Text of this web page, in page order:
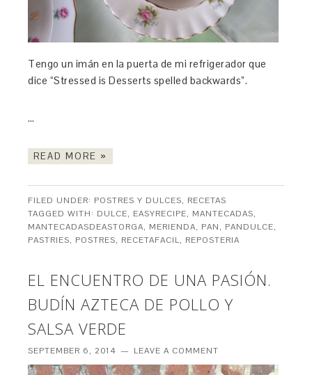
Tengo un imán en la puerta de mi refrigerador que
dice “Stressed is Desserts spelled backwards”.
…
READ MORE »
FILED UNDER: POSTRES Y DULCES, RECETAS
TAGGED WITH: DULCE, EASYRECIPE, MANTECADAS,
MANTECADASDEASTORGA, MERIENDA, PAN, PANDULCE,
PASTRIES, POSTRES, RECETAFACIL, REPOSTERIA
EL ENCUENTRO DE UNA PASIÓN.
BUDÍN AZTECA DE POLLO Y
SALSA VERDE
SEPTEMBER 6, 2014 LEAVE A COMMENT